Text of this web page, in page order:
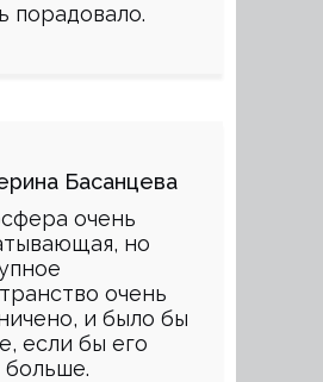
порадовало.
Басанцева
очень
но
очень
и было бы
если бы его